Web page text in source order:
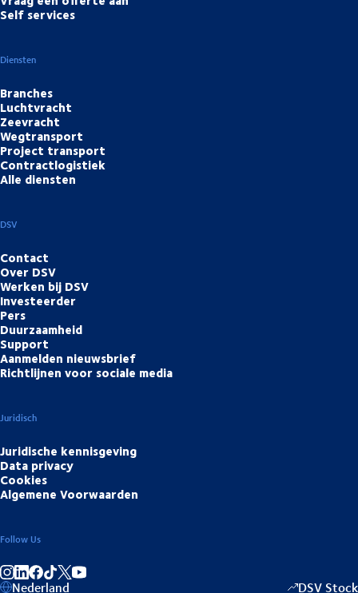
Self services
Diensten
Branches
Luchtvracht
Zeevracht
Wegtransport
Project transport
Contractlogistiek
Alle diensten
DSV
Contact
Over DSV
Werken bij DSV
Investeerder
Pers
Duurzaamheid
Support
Aanmelden nieuwsbrief
Richtlijnen voor sociale media
Juridisch
Juridische kennisgeving
Data privacy
Cookies
Algemene Voorwaarden
Follow Us
Deel op Instagram
Deel op LinkedIn
Deel op Facebook
Deel op TikTok
Nederland DSV Stock